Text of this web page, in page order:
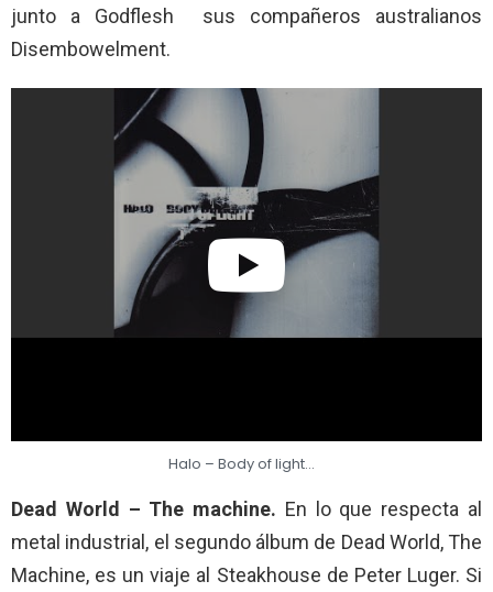
junto a Godflesh sus compañeros australianos
Disembowelment.
Halo – Body of light…
Dead World – The machine. En lo que respecta al
metal industrial, el segundo álbum de Dead World, The
Machine, es un viaje al Steakhouse de Peter Luger. Si